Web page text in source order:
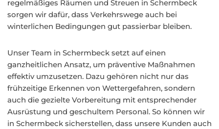
regelmäßiges Räumen und Streuen in Schermbeck
sorgen wir dafür, dass Verkehrswege auch bei
winterlichen Bedingungen gut passierbar bleiben.
Unser Team in Schermbeck setzt auf einen
ganzheitlichen Ansatz, um präventive Maßnahmen
effektiv umzusetzen. Dazu gehören nicht nur das
frühzeitige Erkennen von Wettergefahren, sondern
auch die gezielte Vorbereitung mit entsprechender
Ausrüstung und geschultem Personal. So können wir
in Schermbeck sicherstellen, dass unsere Kunden auch